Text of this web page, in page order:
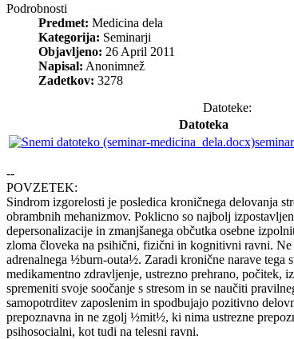
Podrobnosti
Predmet: Medicina dela
Kategorija: Seminarji
Objavljeno: 26 April 2011
Napisal: Anonimnež
Zadetkov: 3278
Datoteke:
Datoteka
--
POVZETEK:
Sindrom izgorelosti je posledica kroničnega delovanja
obrambnih mehanizmov. Poklicno so najbolj
depersonalizacije in zmanjšanega občutka osebne
zloma človeka na psihični, fizični in kognitivni ravni. Ne
adrenalnega ½burn-outa½. Zaradi kronične narave tega
medikamentno zdravljenje, ustrezno prehrano, počitek,
spremeniti svoje soočanje s stresom in se naučiti
samopotrditev zaposlenim in spodbujajo pozitivno
prepoznavna in ne zgolj ½mit½, ki nima ustrezne
psihosocialni, kot tudi na telesni ravni.